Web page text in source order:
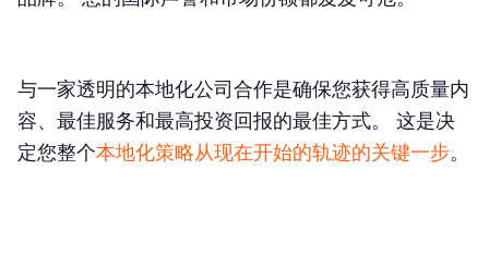
与一家透明的本地化公司合作是确保您获得高质量内
容、最佳服务和最高投资回报的最佳方式。 这是决
定您整个本地化策略从现在开始的轨迹的关键一步。